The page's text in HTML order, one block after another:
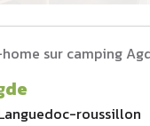
roussillon